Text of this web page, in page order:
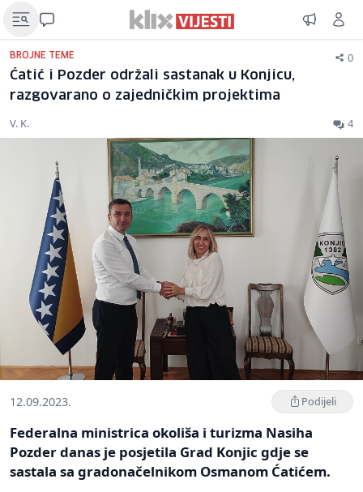
BROJNE TEME 0
Ćatić i Pozder održali sastanak u Konjicu,
razgovarano o zajedničkim projektima
V. K. 4
12.09.2023. Podijeli
Federalna ministrica okoliša i turizma Nasiha
Pozder danas je posjetila Grad Konjic gdje se
sastala sa gradonačelnikom Osmanom Ćatićem.